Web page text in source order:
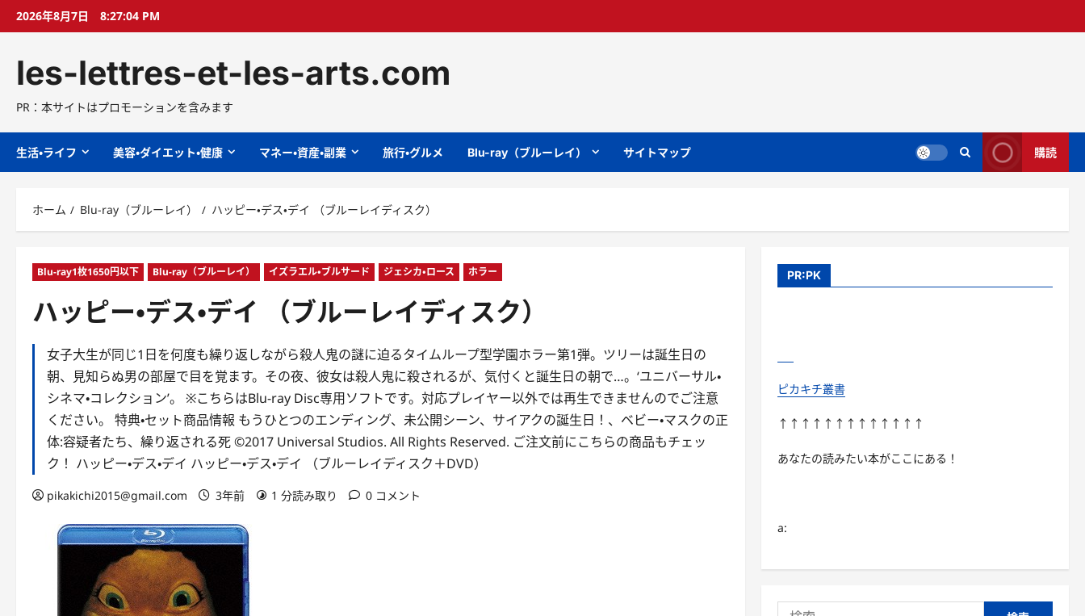
プ
2026年8月7日 8:27:05 PM
les-lettres-et-les-arts.com
PR：本サイトはプロモーションを含みます
生活・ライフ 美容・ダイエット・健康 マネー・資産・副業 旅行・グルメ Blu-ray（ブルーレイ） サイトマップ 購読
ホーム Blu-ray（ブルーレイ） ハッピー・デス・デイ （ブルーレイディスク）
Blu-ray1枚1650円以下 Blu-ray（ブルーレイ） イズラエル・ブルサード ジェシカ・ロース ホラー
ハッピー・デス・デイ （ブルーレイディスク）
女子大生が同じ1日を何度も繰り返しながら殺人鬼の謎に迫るタイムループ型学園ホラー第1弾。ツリーは誕生日の
朝、見知らぬ男の部屋で目を覚ます。その夜、彼女は殺人鬼に殺されるが、気付くと誕生日の朝で…。‘ユニバーサル・
シネマ・コレクション’。 ※こちらはBlu-ray Disc専用ソフトです。対応プレイヤー以外では再生できませんのでご注意
ください。 特典・セット商品情報 もうひとつのエンディング、未公開シーン、サイアクの誕生日！、ベビー・マスクの正
体:容疑者たち、繰り返される死 ©2017 Universal Studios. All Rights Reserved. ご注文前にこちらの商品もチェッ
ク！ ハッピー・デス・デイ ハッピー・デス・デイ （ブルーレイディスク＋DVD）
pikakichi2015@gmail.com 3年前 1 分読み取り 0 コメント
PR:PK
ピカキチ叢書
↑↑↑↑↑↑↑↑↑↑↑↑↑
あなたの読みたい本がここにある！
a: